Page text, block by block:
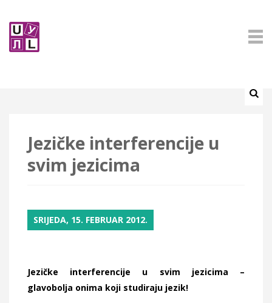
Jezičke interferencije u
svim jezicima
SRIJEDA, 15. FEBRUAR 2012.
Jezičke interferencije u svim jezicima –
glavobolja onima koji studiraju jezik!